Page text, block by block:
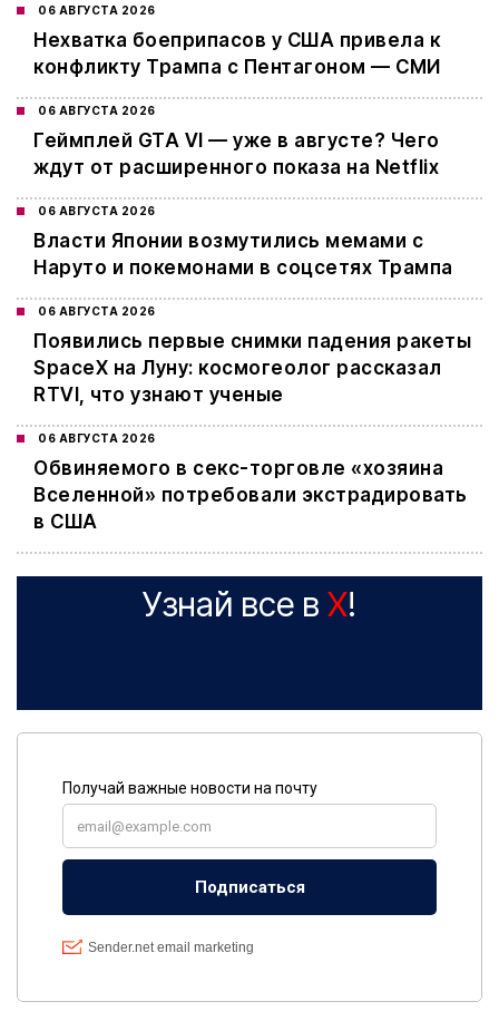
06 АВГУСТА 2026
Нехватка боеприпасов у США привела к
конфликту Трампа с Пентагоном — СМИ
06 АВГУСТА 2026
Геймплей GTA VI — уже в августе? Чего
ждут от расширенного показа на Netflix
06 АВГУСТА 2026
Власти Японии возмутились мемами с
Наруто и покемонами в соцсетях Трампа
06 АВГУСТА 2026
Появились первые снимки падения ракеты
SpaceX на Луну: космогеолог рассказал
RTVI, что узнают ученые
06 АВГУСТА 2026
Обвиняемого в секс-торговле «хозяина
Вселенной» потребовали экстрадировать
в США
Узнай все в X!